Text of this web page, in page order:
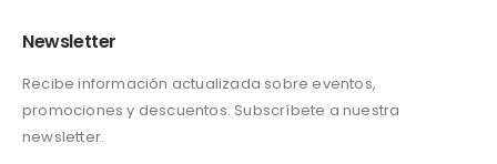
Newsletter
Recibe información actualizada sobre eventos,
promociones y descuentos. Subscríbete a nuestra
newsletter.